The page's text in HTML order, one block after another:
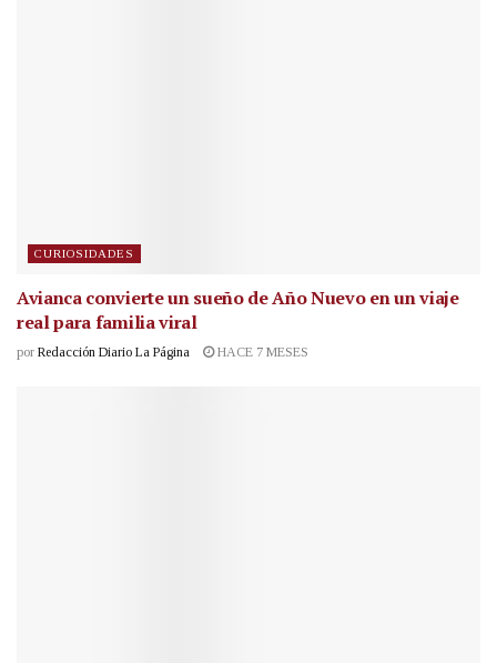
CURIOSIDADES
Avianca convierte un sueño de Año Nuevo en un viaje
real para familia viral
por Redacción Diario La Página HACE 7 MESES